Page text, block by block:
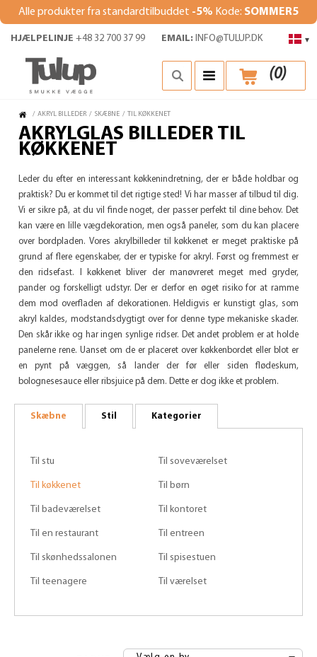
Alle produkter fra standardtilbuddet -5% Kode: SOMMER5
▾
HJÆLPELINJE +48 32 700 37 99 EMAIL: INFO@TULUP.DK
(0)
/ AKRYL BILLEDER / SKÆBNE / TIL KØKKENET
AKRYLGLAS BILLEDER TIL
KØKKENET
Leder du efter en interessant køkkenindretning, der er både holdbar og
praktisk? Du er kommet til det rigtige sted! Vi har masser af tilbud til dig.
Vi er sikre på, at du vil finde noget, der passer perfekt til dine behov. Det
kan være en lille vægdekoration, men også paneler, som du kan placere
over bordpladen. Vores akrylbilleder til køkkenet er meget praktiske på
grund af flere egenskaber, der er typiske for akryl. Først og fremmest er
den ridsefast. I køkkenet bliver der manøvreret meget med gryder,
pander og forskelligt udstyr. Der er derfor en øget risiko for at ramme
dem mod overfladen af ​​dekorationen. Heldigvis er kunstigt glas, som
akryl kaldes, modstandsdygtigt over for denne type mekaniske skader.
Den skår ikke og har ingen synlige ridser. Det andet problem er at holde
panelerne rene. Uanset om de er placeret over køkkenbordet eller blot er
en pynt på væggen, så lander der før eller siden flødeskum,
bolognesesauce eller ribsjuice på dem. Dette er dog ikke et problem.
Skæbne Stil Kategorier
Til stu Til soveværelset
Til køkkenet Til børn
Til badeværelset Til kontoret
Til en restaurant Til entreen
Til skønhedssalonen Til spisestuen
Til teenagere Til værelset